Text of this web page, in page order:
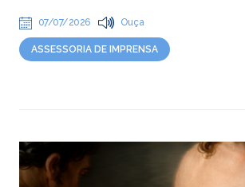
07/07/2026 Ouça
ASSESSORIA DE IMPRENSA